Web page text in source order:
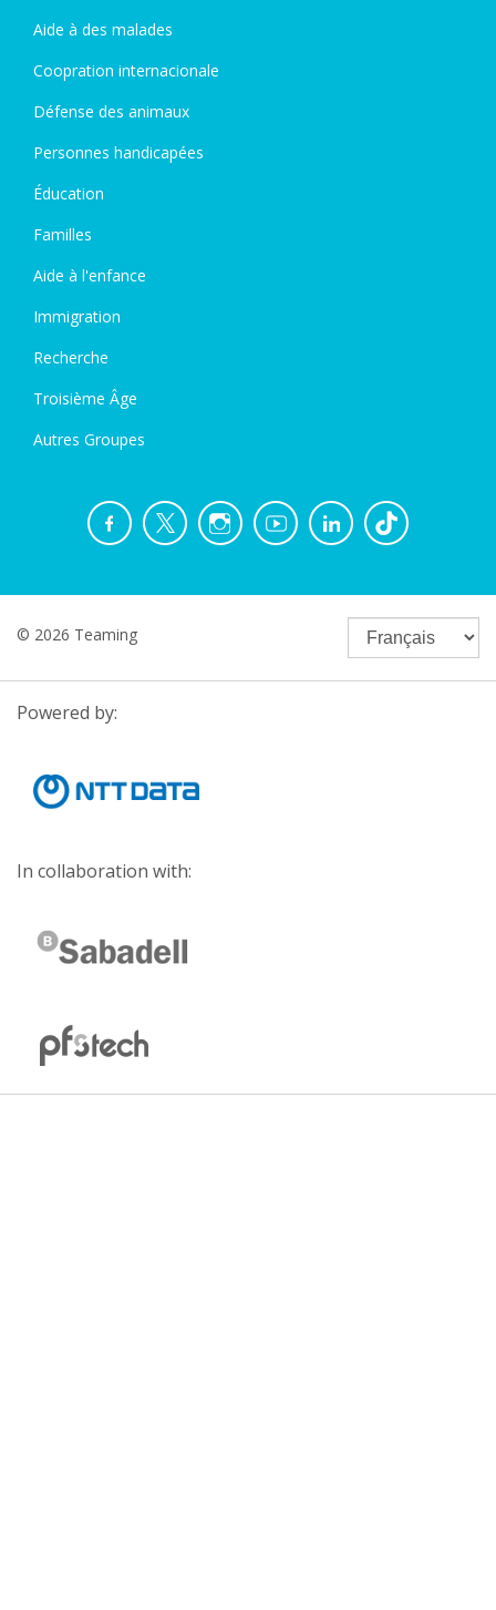
Aide à des malades
Coopration internacionale
Défense des animaux
Personnes handicapées
Éducation
Familles
Aide à l'enfance
Immigration
Recherche
Troisième Âge
Autres Groupes
© 2026 Teaming
Powered by:
In collaboration with: